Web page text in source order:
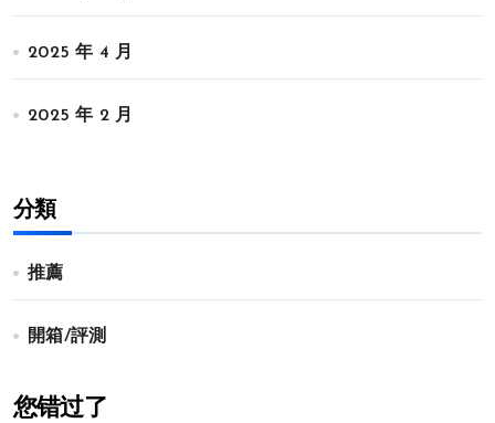
2025 年 4 月
2025 年 2 月
分類
推薦
開箱/評測
您错过了